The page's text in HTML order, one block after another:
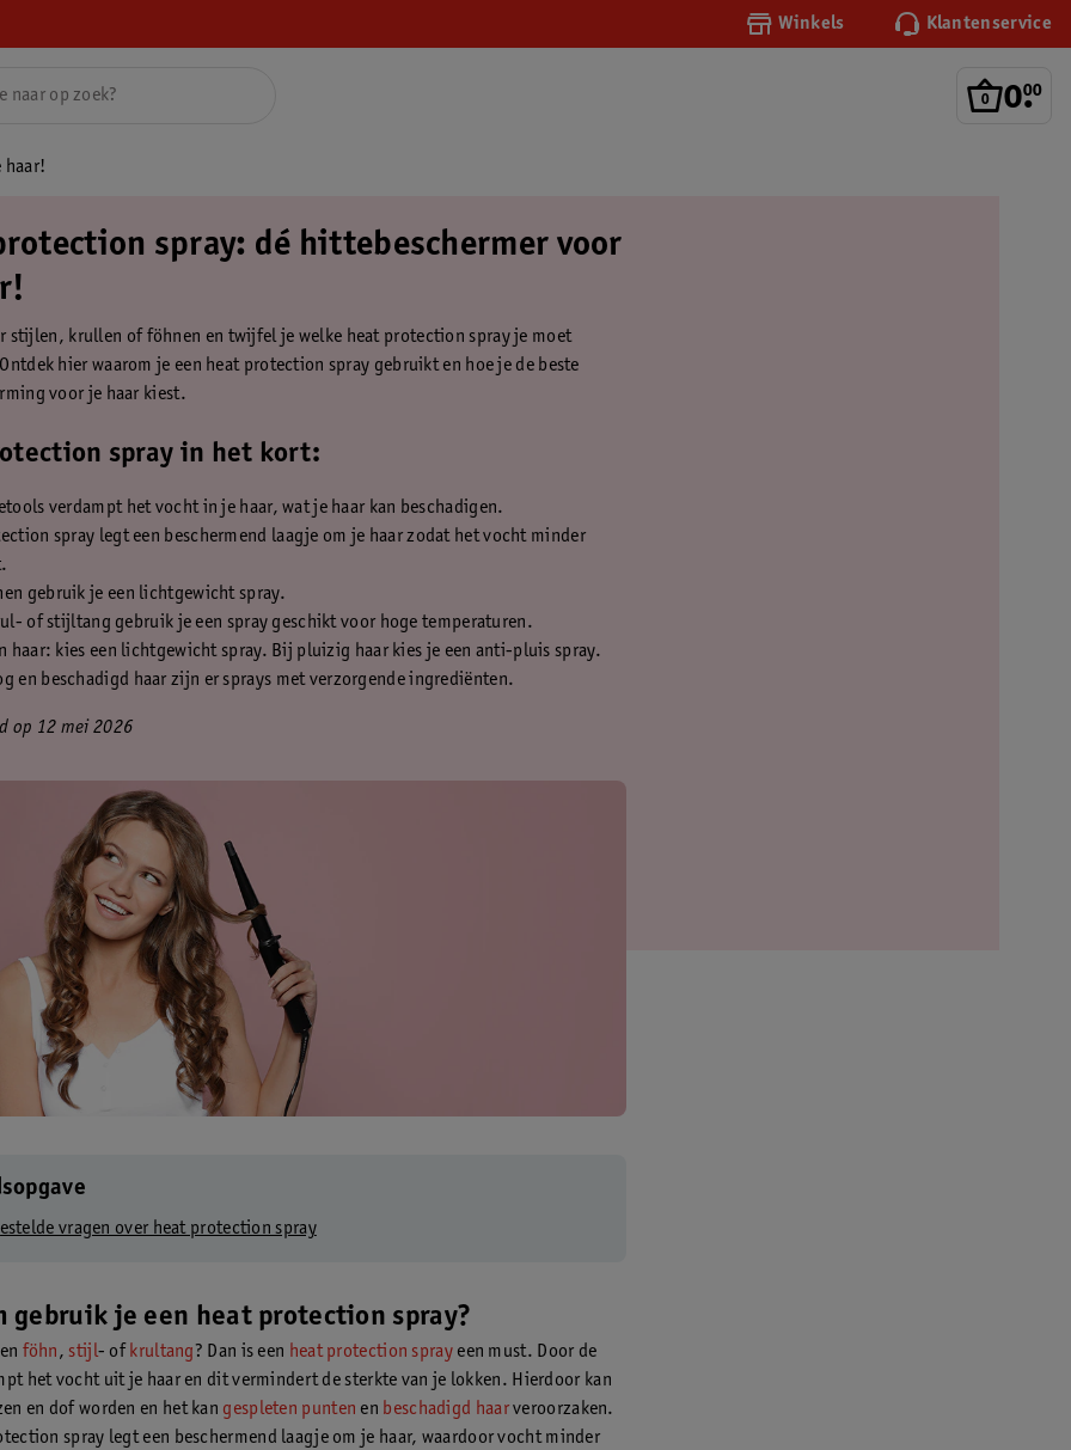
Winkels Klantenservice
0.
00
haar!
spray: dé hittebeschermer voor
stijlen, krullen of föhnen en twijfel je welke heat protection spray je moet
hier waarom je een heat protection spray gebruikt en hoe je de beste
voor je haar kiest.
spray in het kort:
verdampt het vocht in je haar, wat je haar kan beschadigen.
spray legt een beschermend laagje om je haar zodat het vocht minder
gebruik je een lichtgewicht spray.
of stijltang gebruik je een spray geschikt voor hoge temperaturen.
haar: kies een lichtgewicht spray. Bij pluizig haar kies je een anti-pluis spray.
en beschadigd haar zijn er sprays met verzorgende ingrediënten.
op 12 mei 2026
vragen over heat protection spray
gebruik je een heat protection spray?
föhn, stijl- of krultang? Dan is een heat protection sprayeen must. Door de
het vocht uit je haar en dit vermindert de sterkte van je lokken. Hierdoor kan
en dof worden en het kan gespleten punten en beschadigd haarveroorzaken.
spray legt een beschermend laagje om je haar, waardoor vocht minder